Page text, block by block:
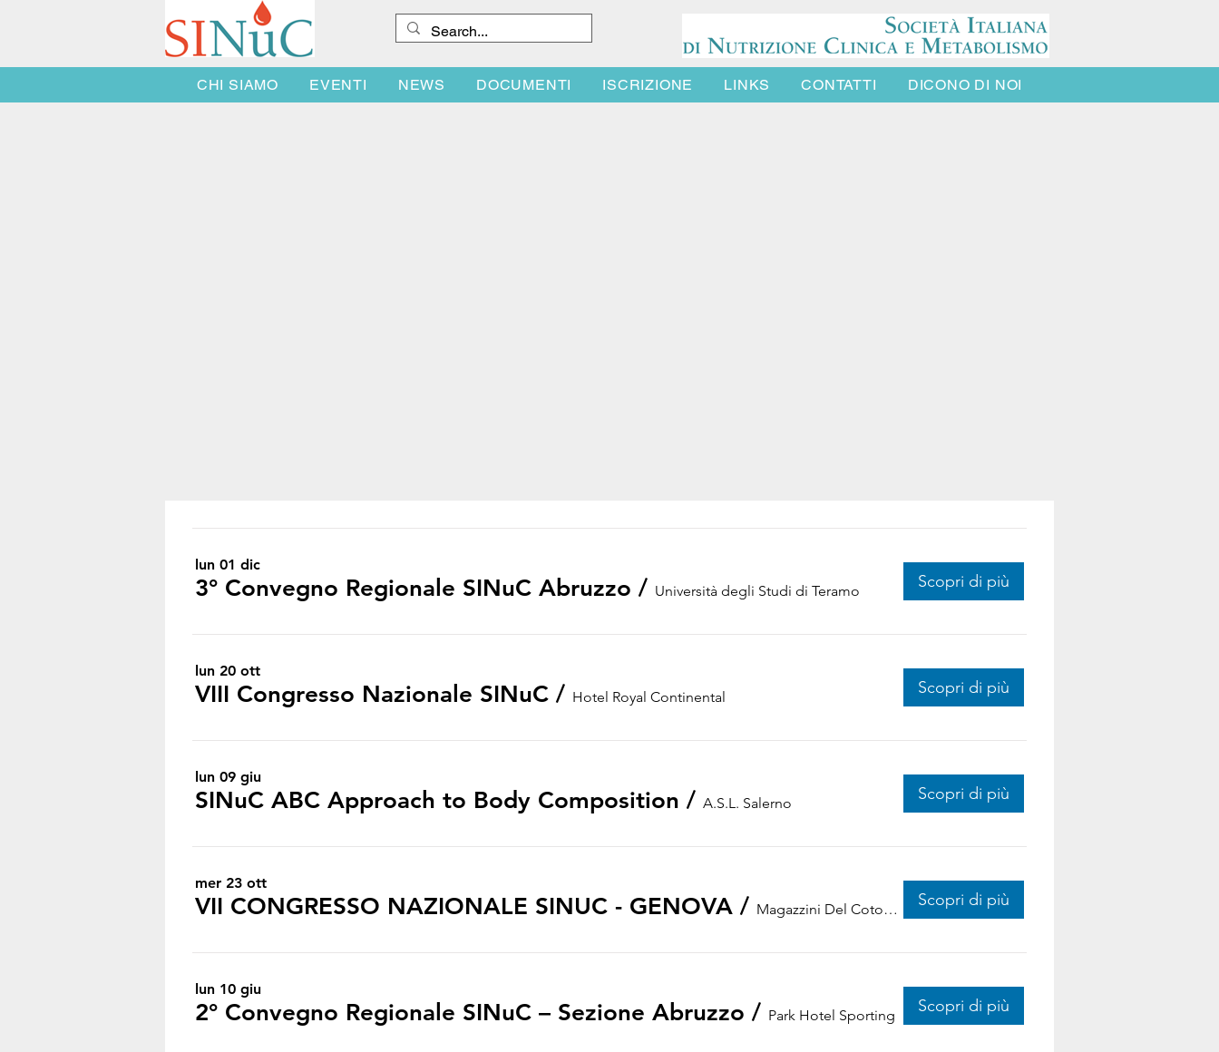
CHI SIAMO EVENTI NEWS DOCUMENTI ISCRIZIONE LINKS CONTATTI DICONO DI NOI
lun 01 dic
3° Convegno Regionale SINuC Abruzzo / Università degli Studi di Teramo Scopri di più
lun 20 ott
VIII Congresso Nazionale SINuC / Hotel Royal Continental Scopri di più
lun 09 giu
SINuC ABC Approach to Body Composition / A.S.L. Salerno Scopri di più
mer 23 ott
VII CONGRESSO NAZIONALE SINUC - GENOVA / Magazzini Del Cotone Scopri di più
lun 10 giu
2° Convegno Regionale SINuC – Sezione Abruzzo / Park Hotel Sporting Scopri di più